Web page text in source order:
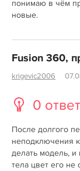
понимаю в чём
новые.
Fusion 360,
krigevic2006
0
После долгого
неподключения
делать модель, и
тела цвет его